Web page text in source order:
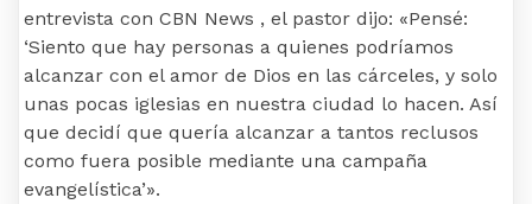
entrevista con CBN News , el pastor dijo: «Pensé:
‘Siento que hay personas a quienes podríamos
alcanzar con el amor de Dios en las cárceles, y solo
unas pocas iglesias en nuestra ciudad lo hacen. Así
que decidí que quería alcanzar a tantos reclusos
como fuera posible mediante una campaña
evangelística’».